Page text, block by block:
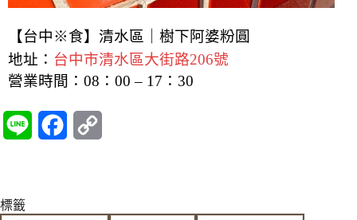
【台中※食】清水區｜樹下阿婆粉圓
地址： 台中市清水區大街路206號
營業時間：08：00 – 17：30
e e y
標籤